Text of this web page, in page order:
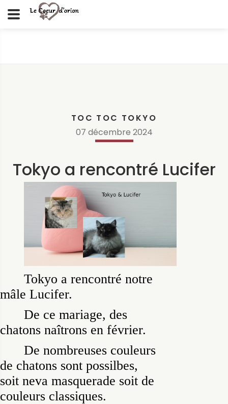
TOC TOC TOKYO
07 décembre 2024
Tokyo a rencontré Lucifer
Tokyo a rencontré notre
mâle Lucifer.
De ce mariage, des
chatons naîtrons en février.
De nombreuses couleurs
de chatons sont possilbes,
soit neva masquerade soit de
couleurs classiques.